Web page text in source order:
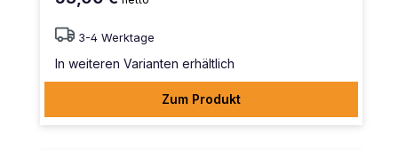
3-4 Werktage
In weiteren Varianten erhältlich
Zum Produkt